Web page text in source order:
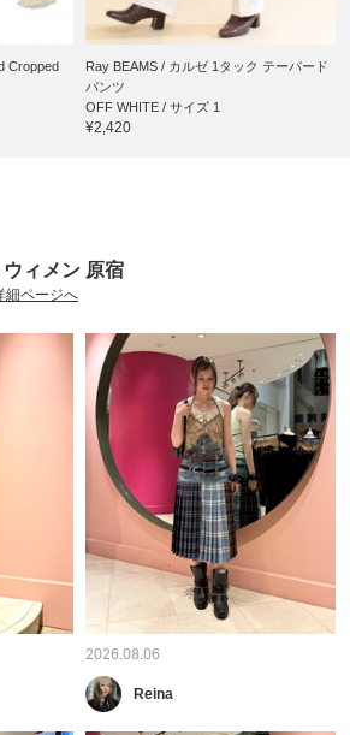
Cropped
Ray BEAMS / カルゼ 1タック テーパード
パンツ
OFF WHITE / サイズ 1
¥2,420
ウィメン 原宿
細ページへ
2026.08.06
Reina